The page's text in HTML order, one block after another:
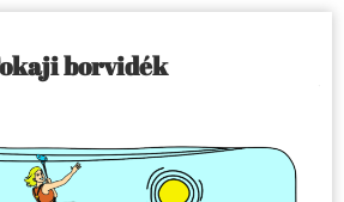
borvidék